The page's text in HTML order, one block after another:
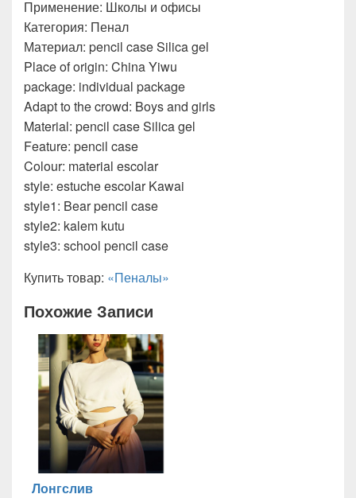
Применение: Школы и офисы
Категория: Пенал
Материал: pencil case Silica gel
Place of origin: China Yiwu
package: individual package
Adapt to the crowd: Boys and girls
Material: pencil case Silica gel
Feature: pencil case
Colour: material escolar
style: estuche escolar Kawai
style1: Bear pencil case
style2: kalem kutu
style3: school pencil case
Купить товар: «Пеналы»
Похожие Записи
Лонгслив